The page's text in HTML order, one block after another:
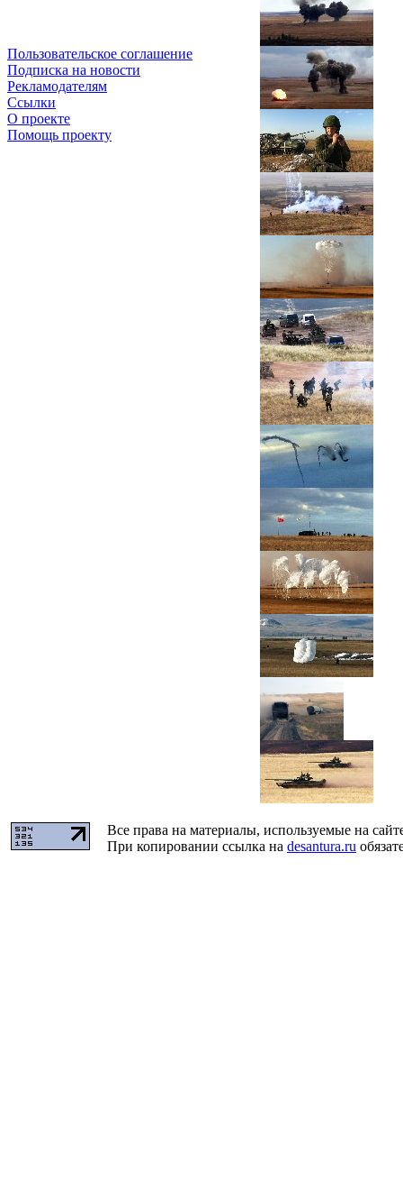
Пользовательское соглашение
Подписка на новости
Рекламодателям
Ссылки
О проекте
Помощь проекту
Все права на материалы, используемые на
При копировании ссылка на desantura.ru